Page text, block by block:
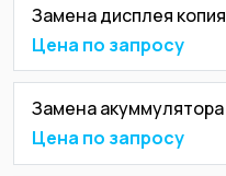
Замена дисплея копия
Цена по запросу
Замена акуммулятора
Цена по запросу